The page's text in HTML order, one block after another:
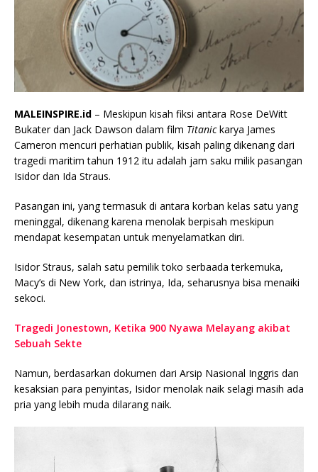
MALEINSPIRE.id – Meskipun kisah fiksi antara Rose DeWitt
Bukater dan Jack Dawson dalam film Titanickarya James
Cameron mencuri perhatian publik, kisah paling dikenang dari
tragedi maritim tahun 1912 itu adalah jam saku milik pasangan
Isidor dan Ida Straus.
Pasangan ini, yang termasuk di antara korban kelas satu yang
meninggal, dikenang karena menolak berpisah meskipun
mendapat kesempatan untuk menyelamatkan diri.
Isidor Straus, salah satu pemilik toko serbaada terkemuka,
Macy’s di New York, dan istrinya, Ida, seharusnya bisa menaiki
sekoci.
Tragedi Jonestown, Ketika 900 Nyawa Melayang akibat
Sebuah Sekte
Namun, berdasarkan dokumen dari Arsip Nasional Inggris dan
kesaksian para penyintas, Isidor menolak naik selagi masih ada
pria yang lebih muda dilarang naik.